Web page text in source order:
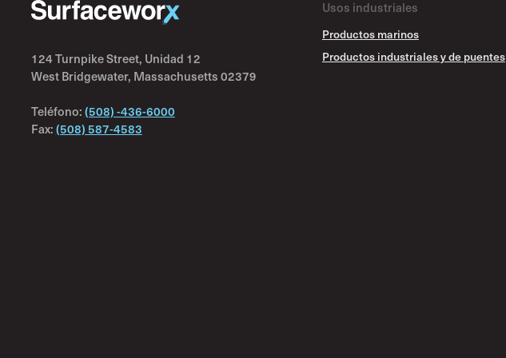
124 Turnpike Street, Unidad 12
West Bridgewater, Massachusetts 02379
Teléfono:(508) -436-6000
Fax:(508) 587-4583
Usos industriales
Productos marinos
Productos industriales y de puentes